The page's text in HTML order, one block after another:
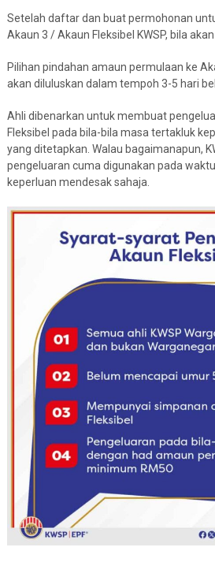
Setelah daftar dan buat permohonan
Akaun 3 / Akaun Fleksibel KWSP, bila
Pilihan pindahan amaun permulaan ke
akan diluluskan dalam tempoh 3-5 hari
Ahli dibenarkan untuk membuat
Fleksibel pada bila-bila masa tertakluk
yang ditetapkan. Walau bagaimanapun,
pengeluaran cuma digunakan pada
keperluan mendesak sahaja.